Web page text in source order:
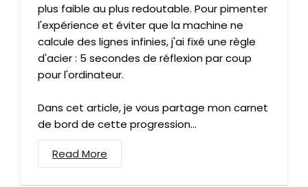
plus faible au plus redoutable. Pour pimenter
l'expérience et éviter que la machine ne
calcule des lignes infinies, j'ai fixé une règle
d'acier : 5 secondes de réflexion par coup
pour l'ordinateur.
Dans cet article, je vous partage mon carnet
de bord de cette progression...
Read More